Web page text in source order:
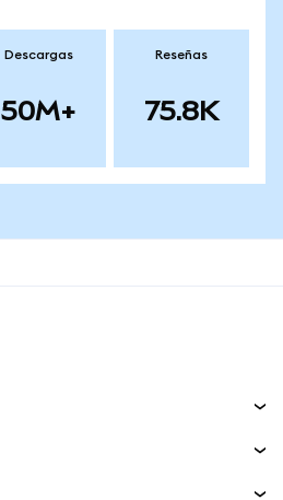
Descargas
50M+
Reseñas
75.8K